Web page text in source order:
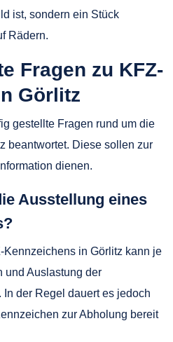
ist, sondern ein Stück
Rädern.
Fragen zu KFZ-
Görlitz
gestellte Fragen rund um die
beantwortet. Diese sollen zur
dienen.
Ausstellung eines
in Görlitz kann je
und Auslastung der
der Regel dauert es jedoch
zur Abholung bereit